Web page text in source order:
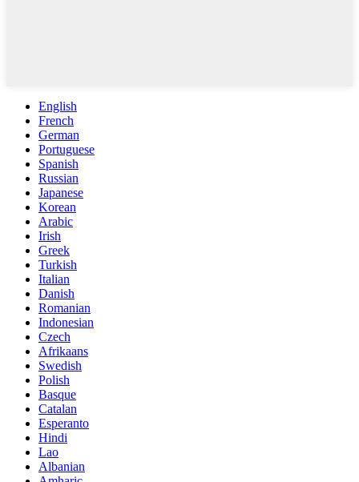
English
French
German
Portuguese
Spanish
Russian
Japanese
Korean
Arabic
Irish
Greek
Turkish
Italian
Danish
Romanian
Indonesian
Czech
Afrikaans
Swedish
Polish
Basque
Catalan
Esperanto
Hindi
Lao
Albanian